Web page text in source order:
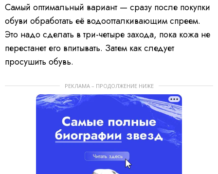
Самый оптимальный вариант — сразу после покупки
обуви обработать её водоотталкивающим спреем.
Это надо сделать в три-четыре захода, пока кожа не
перестанет его впитывать. Затем как следует
просушить обувь.
РЕКЛАМА – ПРОДОЛЖЕНИЕ НИЖЕ